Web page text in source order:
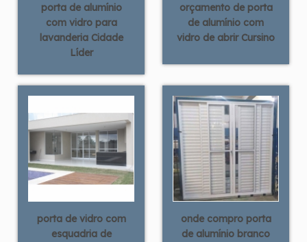
porta de alumínio
com vidro para
lavanderia Cidade
Líder
orçamento de porta
de alumínio com
vidro de abrir Cursino
porta de vidro com
esquadria de
onde compro porta
de alumínio branco